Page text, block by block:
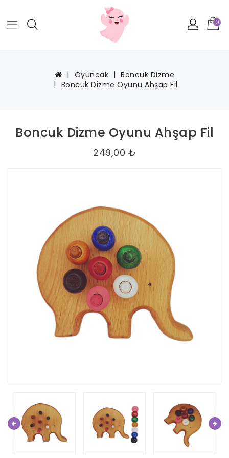
0
Oyuncak
Boncuk Dizme
Boncuk Dizme Oyunu Ahşap Fil
Boncuk Dizme Oyunu Ahşap Fil
249,00 ₺